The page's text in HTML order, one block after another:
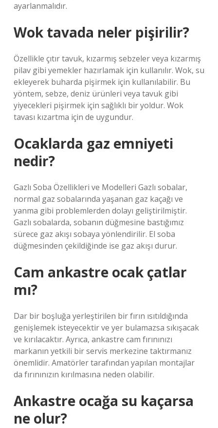
ayarlanmalıdır.
Wok tavada neler pişirilir?
Özellikle çıtır tavuk, kızarmış sebzeler veya kızarmış
pilav gibi yemekler hazırlamak için kullanılır. Wok, su
ekleyerek buharda pişirmek için kullanılabilir. Bu
yöntem, sebze, deniz ürünleri veya tavuk gibi
yiyecekleri pişirmek için sağlıklı bir yoldur. Wok
tavası kızartma için de uygundur.
Ocaklarda gaz emniyeti
nedir?
Gazlı Soba Özellikleri ve Modelleri Gazlı sobalar,
normal gaz sobalarında yaşanan gaz kaçağı ve
yanma gibi problemlerden dolayı geliştirilmiştir.
Gazlı sobalarda, sobanın düğmesine bastığımız
sürece gaz akışı sobaya yönlendirilir. El soba
düğmesinden çekildiğinde ise gaz akışı durur.
Cam ankastre ocak çatlar
mı?
Dar bir boşluğa yerleştirilen bir fırın ısıtıldığında
genişlemek isteyecektir ve yer bulamazsa sıkışacak
ve kırılacaktır. Ayrıca, ankastre cam fırınınızı
markanın yetkili bir servis merkezine taktırmanız
önemlidir. Amatörler tarafından yapılan montajlar
da fırınınızın kırılmasına neden olabilir.
Ankastre ocağa su kaçarsa
ne olur?